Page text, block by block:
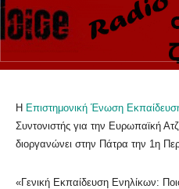
Η Επιστημονική Ένωση
Συντονιστής για την Ευρωπαϊκή
διοργανώνει στην Πάτρα την 1η
«Γενική Εκπαίδευση Ενηλίκων: